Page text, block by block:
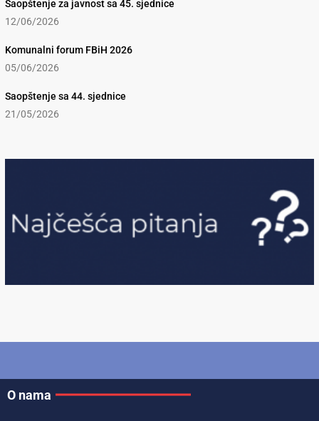
Saopštenje za javnost sa 45. sjednice
12/06/2026
Komunalni forum FBiH 2026
05/06/2026
Saopštenje sa 44. sjednice
21/05/2026
O nama